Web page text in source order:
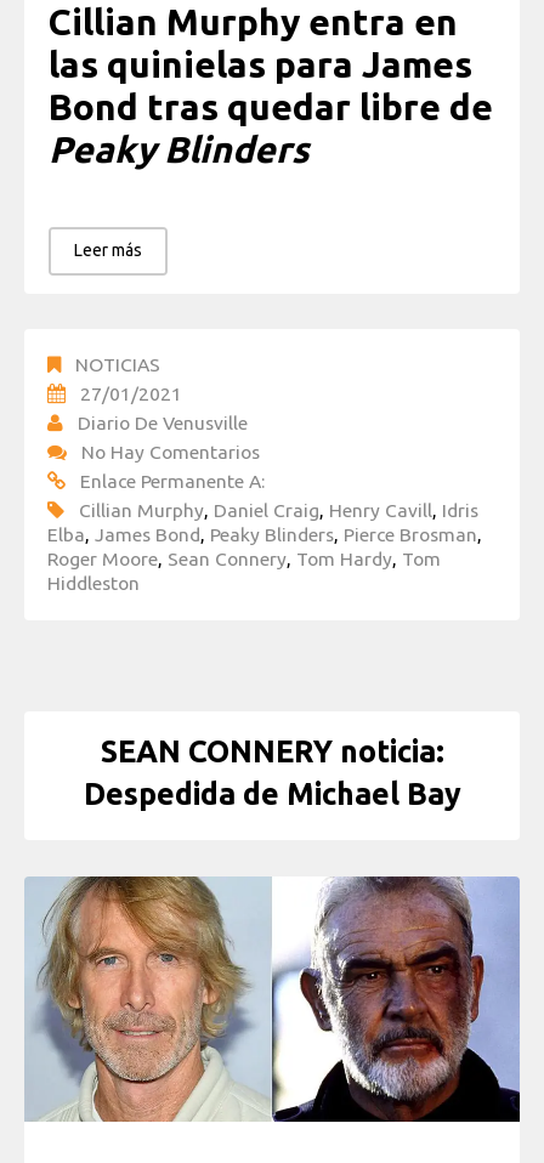
Cillian Murphy entra en
las quinielas para James
Bond tras quedar libre de
Peaky Blinders
Leer más
NOTICIAS
27/01/2021
Diario De Venusville
No Hay Comentarios
Enlace Permanente A:
Cillian Murphy, Daniel Craig, Henry Cavill, Idris
Elba, James Bond, Peaky Blinders, Pierce Brosman,
Roger Moore, Sean Connery, Tom Hardy, Tom
Hiddleston
SEAN CONNERY noticia:
Despedida de Michael Bay